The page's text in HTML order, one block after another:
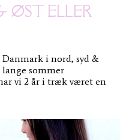
ØST ELLER
i nord, syd &
sommer
vi 2 år i træk været en